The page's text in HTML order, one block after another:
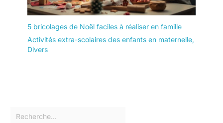
5 bricolages de Noël faciles à réaliser en famille
Activités extra-scolaires des enfants en maternelle,
Divers